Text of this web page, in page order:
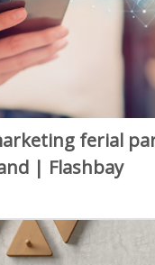
ferial
| Flashbay